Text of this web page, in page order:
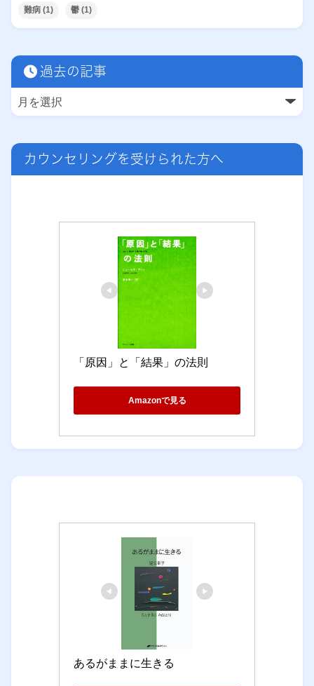
難病 (1) 鬱 (1)
過去の記事
カウンセリングを受けられた方へ
「原因」と「結果」の法則
Amazonで見る
あるがままに生きる